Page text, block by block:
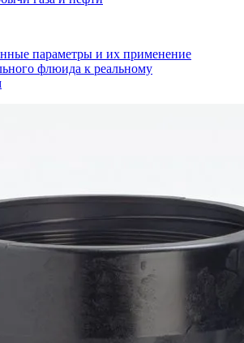
параметры и их применение
флюида к реальному